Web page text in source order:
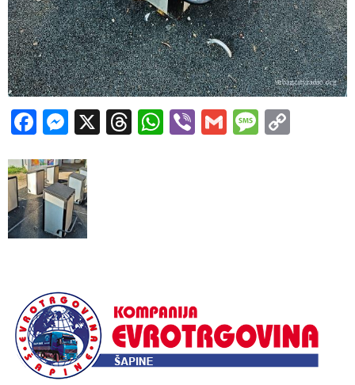
Facebook
Messenger
X Threads
WhatsApp
ViberGmail